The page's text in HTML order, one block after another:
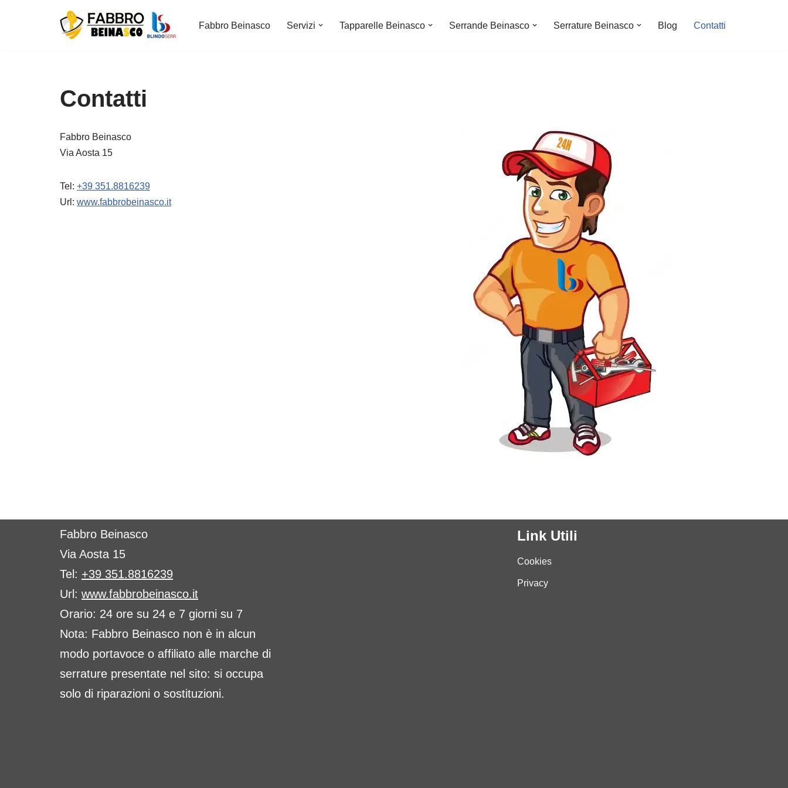
Fabbro Beinasco Servizi Tapparelle Beinasco Serrande Beinasco Serrature Beinasco Blog Contatti
Contatti
Fabbro Beinasco
Via Aosta 15
Tel: +39 351.8816239
Url: www.fabbrobeinasco.it
Fabbro Beinasco
Via Aosta 15
Tel: +39 351.8816239
Url: www.fabbrobeinasco.it
Orario: 24 ore su 24 e 7 giorni su 7
Nota: Fabbro Beinasco non è in alcun
modo portavoce o affiliato alle marche di
serrature presentate nel sito: si occupa
solo di riparazioni o sostituzioni.
Link Utili
Cookies
Privacy